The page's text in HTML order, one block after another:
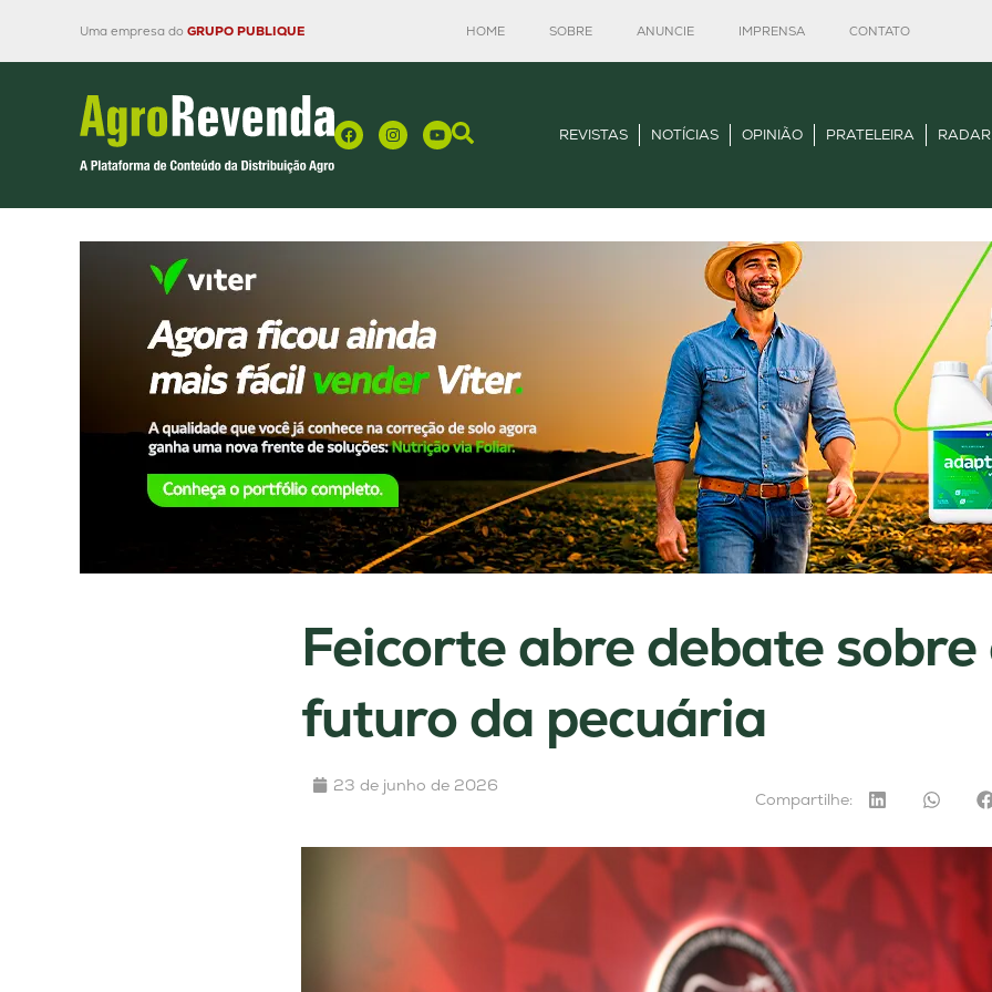
Uma empresa do GRUPO PUBLIQUE HOME SOBRE ANUNCIE IMPRENSA CONTATO
REVISTAS NOTÍCIAS OPINIÃO PRATELEIRA
Feicorte abre debate sobre
futuro da pecuária
23 de junho de 2026
Compartilhe: